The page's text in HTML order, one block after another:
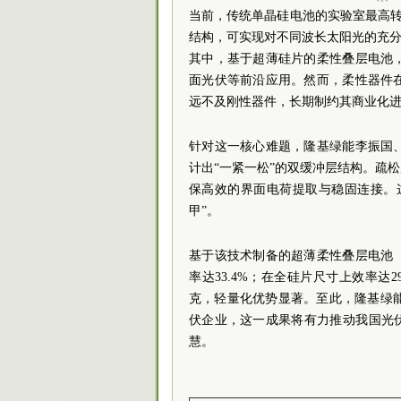
当前，传统单晶硅电池的实验室最高
结构，可实现对不同波长太阳光的充
其中，基于超薄硅片的柔性叠层电池
面光伏等前沿应用。然而，柔性器件
远不及刚性器件，长期制约其商业化
针对这一核心难题，隆基绿能李振国
计出“一紧一松”的双缓冲层结构。疏
保高效的界面电荷提取与稳固连接
甲”。
基于该技术制备的超薄柔性叠层电池
率达33.4%；在全硅片尺寸上效率达
克，轻量化优势显著。至此， 隆基绿
伏企业， 这一成果将有力推动我国光
慧。